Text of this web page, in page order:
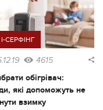
I-СЕРФІНГ
4615
обігрівач:
які допоможуть не
взимку